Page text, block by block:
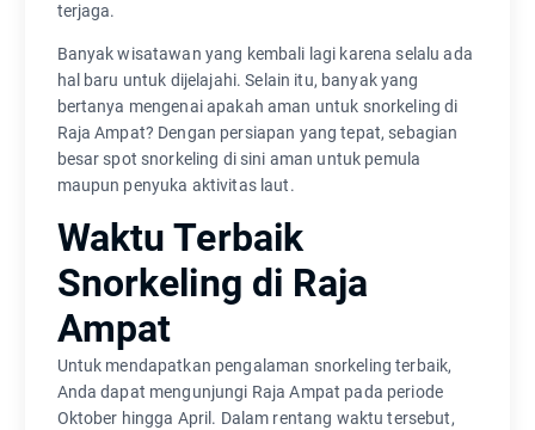
terjaga.
Banyak wisatawan yang kembali lagi karena selalu ada
hal baru untuk dijelajahi. Selain itu, banyak yang
bertanya mengenai apakah aman untuk snorkeling di
Raja Ampat? Dengan persiapan yang tepat, sebagian
besar spot snorkeling di sini aman untuk pemula
maupun penyuka aktivitas laut.
Waktu Terbaik
Snorkeling di Raja
Ampat
Untuk mendapatkan pengalaman snorkeling terbaik,
Anda dapat mengunjungi Raja Ampat pada periode
Oktober hingga April. Dalam rentang waktu tersebut,